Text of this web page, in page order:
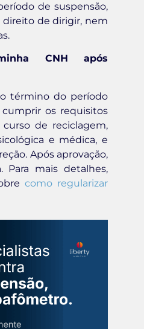
de suspensão,
de dirigir, nem
CNH após
término do período
os requisitos
curso de reciclagem,
e médica, e
Após aprovação,
Para mais detalhes,
como regularizar